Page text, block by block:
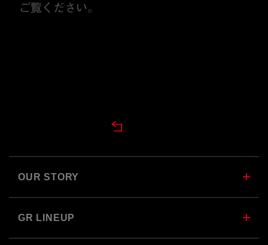
ご覧ください。
OUR STORY
GR LINEUP